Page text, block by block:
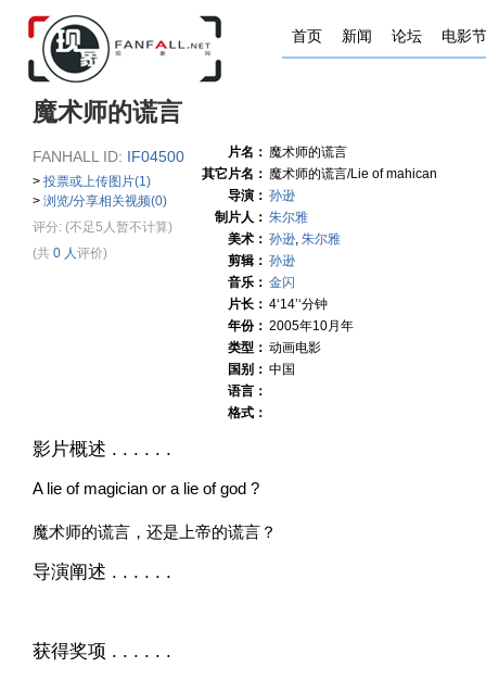
首页 新闻 论坛 电影节
魔术师的谎言
FANHALL ID: IF04500
> 投票或上传图片(1)
> 浏览/分享相关视频(0)
评分: (不足5人暂不计算)
(共 0 人评价)
片名： 魔术师的谎言
其它片名： 魔术师的谎言/Lie of mahican
导演： 孙逊
制片人： 朱尔雅
美术： 孙逊, 朱尔雅
剪辑： 孙逊
音乐： 金闪
片长： 4‘14’‘分钟
年份： 2005年10月年
类型： 动画电影
国别： 中国
语言：
格式：
影片概述 . . . . . .
A lie of magician or a lie of god ?
魔术师的谎言，还是上帝的谎言？
导演阐述 . . . . . .
获得奖项 . . . . . .